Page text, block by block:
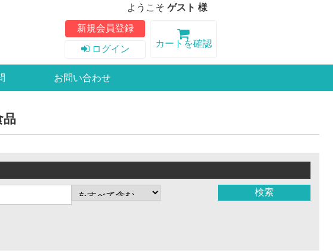
ようこそ ゲスト 様
新規会員登録
ログイン
カートを確認
お問い合わせ
品